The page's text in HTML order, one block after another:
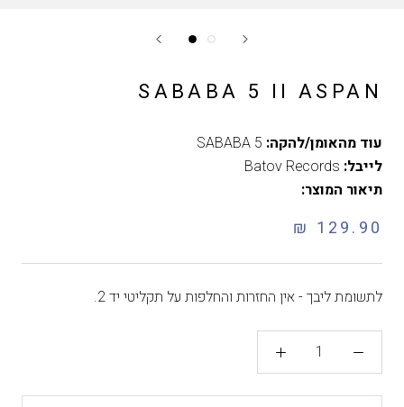
SABABA 5 II ASPAN
עוד מהאומן/להקה: SABABA 5
לייבל: Batov Records
תיאור המוצר:
129.90 ₪
לתשומת ליבך - אין החזרות והחלפות על תקליטי יד 2.